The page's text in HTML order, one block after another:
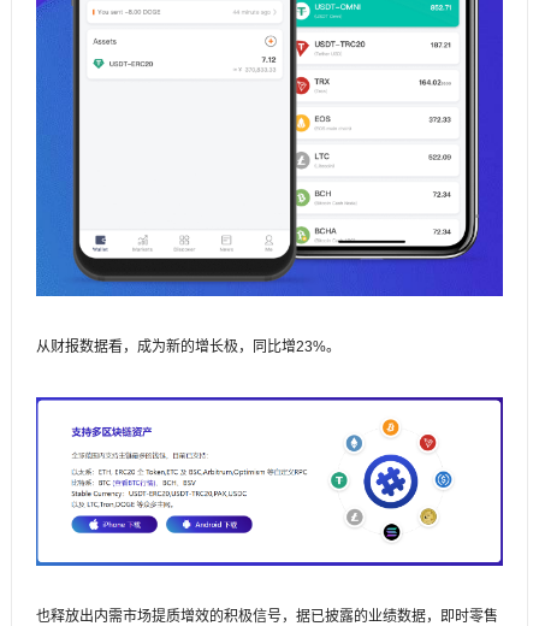
从财报数据看，成为新的增长极，同比增23%。
也释放出内需市场提质增效的积极信号，据已披露的业绩数据，即时零售